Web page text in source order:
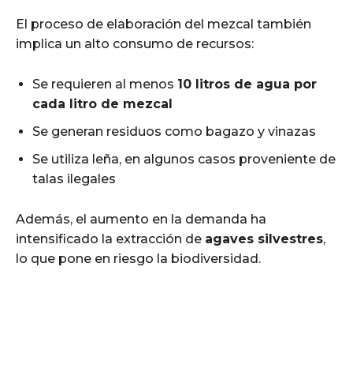
El proceso de elaboración del mezcal también
implica un alto consumo de recursos:
Se requieren al menos 10 litros de agua por
cada litro de mezcal
Se generan residuos como bagazo y vinazas
Se utiliza leña, en algunos casos proveniente de
talas ilegales
Además, el aumento en la demanda ha
intensificado la extracción de agaves silvestres,
lo que pone en riesgo la biodiversidad.